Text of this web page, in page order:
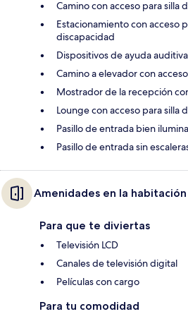
Camino con acceso para silla
Estacionamiento con acceso
discapacidad
Dispositivos de ayuda
Camino a elevador con
Mostrador de la recepción
Lounge con acceso para silla
Pasillo de entrada bien
Pasillo de entrada sin
Amenidades en la habitación
Para que te diviertas
Televisión LCD
Canales de televisión digital
Películas con cargo
Para tu comodidad